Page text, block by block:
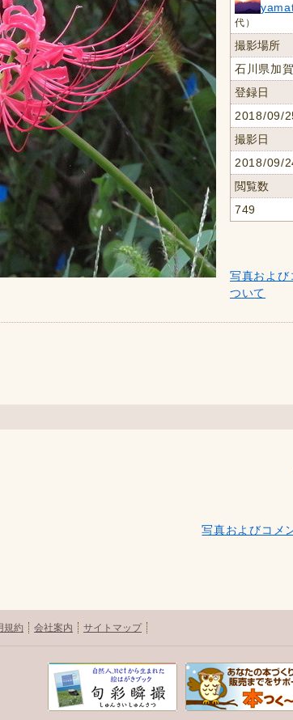
代）
撮影場所
石川県加
登録日
2018/09/
撮影日
2018/09/
閲覧数
749
写真および
ついて
写真およびコメ
規約 会社案内 サイトマップ